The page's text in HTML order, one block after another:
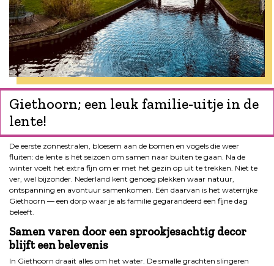
Giethoorn; een leuk familie-uitje in de
lente!
De eerste zonnestralen, bloesem aan de bomen en vogels die weer
fluiten: de lente is hét seizoen om samen naar buiten te gaan. Na de
winter voelt het extra fijn om er met het gezin op uit te trekken. Niet te
ver, wel bijzonder. Nederland kent genoeg plekken waar natuur,
ontspanning en avontuur samenkomen. Eén daarvan is het waterrijke
Giethoorn — een dorp waar je als familie gegarandeerd een fijne dag
beleeft.
Samen varen door een sprookjesachtig decor
blijft een belevenis
In Giethoorn draait alles om het water. De smalle grachten slingeren